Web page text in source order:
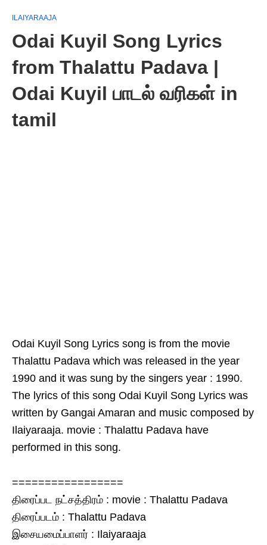
ILAIYARAAJA
Odai Kuyil Song Lyrics
from Thalattu Padava |
Odai Kuyil பாடல் வரிகள் in
tamil
Odai Kuyil Song Lyrics song is from the movie
Thalattu Padava which was released in the year
1990 and it was sung by the singers year : 1990.
The lyrics of this song Odai Kuyil Song Lyrics was
written by Gangai Amaran and music composed by
Ilaiyaraaja. movie : Thalattu Padava have
performed in this song.
=================
திரைப்பட நட்சத்திரம் : movie : Thalattu Padava
திரைப்படம் : Thalattu Padava
இசையமைப்பாளர் : Ilaiyaraaja